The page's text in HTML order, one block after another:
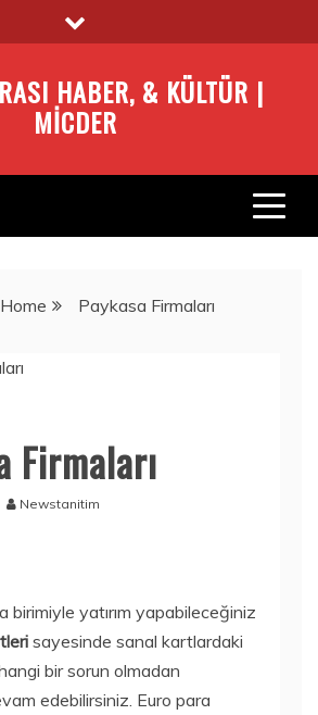
HABER, & KÜLTÜR |
MICDER
Home Paykasa Firmaları
Firmaları
Newstanitim
birimiyle yatırım yapabileceğiniz
sayesinde sanal kartlardaki
bir sorun olmadan
edebilirsiniz. Euro para